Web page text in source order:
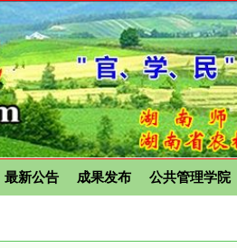
最新公告 成果发布 公共管理学院